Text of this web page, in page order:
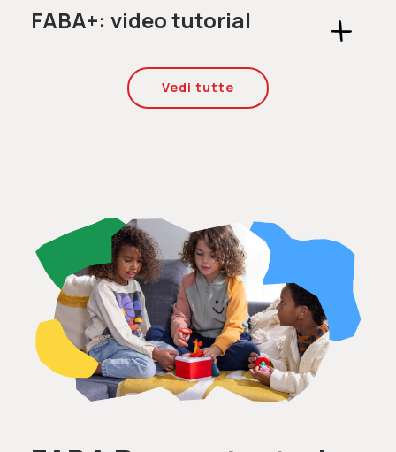
FABA+: video tutorial
Vedi tutte